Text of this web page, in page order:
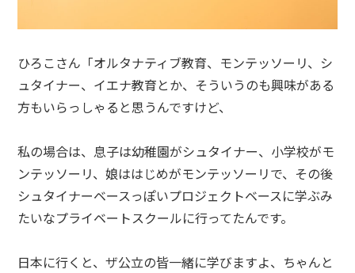
ひろこさん「オルタナティブ教育、モンテッソーリ、シ
ュタイナー、イエナ教育とか、そういうのも興味がある
方もいらっしゃると思うんですけど、
私の場合は、息子は幼稚園がシュタイナー、小学校がモ
ンテッソーリ、娘ははじめがモンテッソーリで、その後
シュタイナーベースっぽいプロジェクトベースに学ぶみ
たいなプライベートスクールに行ってたんです。
日本に行くと、ザ公立の皆一緒に学びますよ、ちゃんと